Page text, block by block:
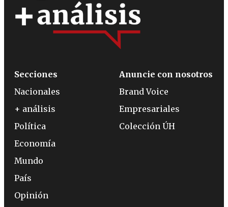
Secciones
Nacionales
+ análisis
Política
Economía
Mundo
País
Opinión
Anuncie con nosotros
Brand Voice
Empresariales
Colección ÚH